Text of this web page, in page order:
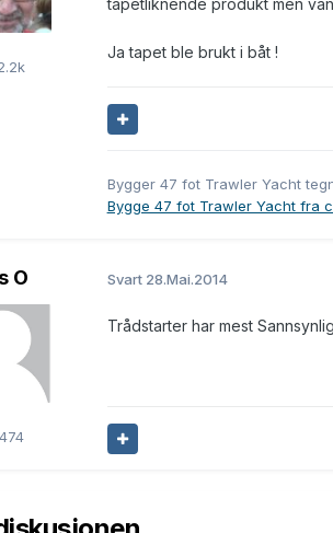
tapetliknende produkt men
Ja tapet ble brukt i båt !
Bygger 47 fot Trawler Yacht
Bygge 47 fot Trawler Yacht fra
O Svart 28.Mai.2014
Trådstarter har mest